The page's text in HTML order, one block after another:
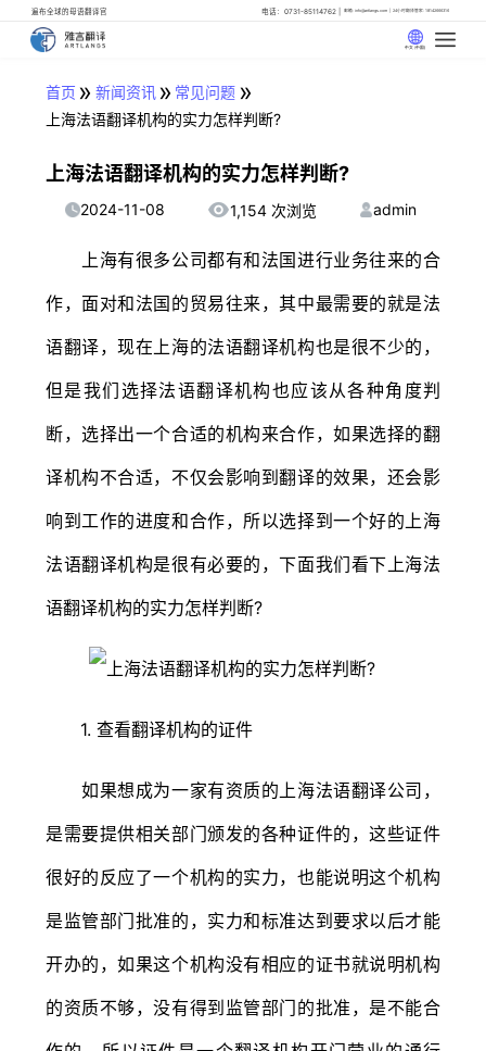
遍布全球的母语翻译官 电话：0731-85114762 邮箱: info@artlangs.com 24小时翻译管家: 18142666316
中文 (中国)
首页 » 新闻资讯» 常见问题 »
上海法语翻译机构的实力怎样判断?
上海法语翻译机构的实力怎样判断?
2024-11-08 1,154 次浏览 admin
上海有很多公司都有和法国进行业务往来的合
作，面对和法国的贸易往来，其中最需要的就是法
语翻译，现在上海的法语翻译机构也是很不少的，
但是我们选择法语翻译机构也应该从各种角度判
断，选择出一个合适的机构来合作，如果选择的翻
译机构不合适，不仅会影响到翻译的效果，还会影
响到工作的进度和合作，所以选择到一个好的上海
法语翻译机构是很有必要的，下面我们看下上海法
语翻译机构的实力怎样判断?
1. 查看翻译机构的证件
如果想成为一家有资质的上海法语翻译公司，
是需要提供相关部门颁发的各种证件的，这些证件
很好的反应了一个机构的实力，也能说明这个机构
是监管部门批准的，实力和标准达到要求以后才能
开办的，如果这个机构没有相应的证书就说明机构
的资质不够，没有得到监管部门的批准，是不能合